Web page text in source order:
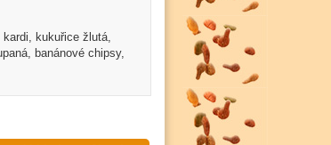
kukuřice žlutá,
banánové chipsy,